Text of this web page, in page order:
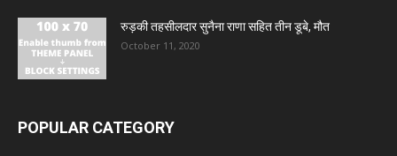
रुड़की तहसीलदार सुनैना राणा सहित तीन डूबे, मौत
October 11, 2020
POPULAR CATEGORY